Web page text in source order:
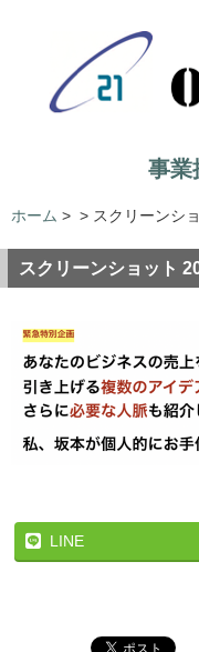
事業
ホーム > > スクリーンシ
スクリーンショット
LINE